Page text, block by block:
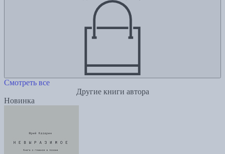
Смотреть все
Другие книги автора
Новинка